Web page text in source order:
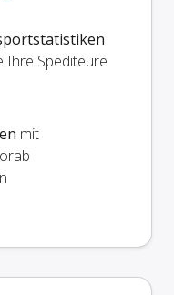
Ihre Spediteure
mit